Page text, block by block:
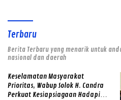
Terbaru
Berita Terbaru yang menarik untuk
nasional dan daerah
Keselamatan Masyarakat
Prioritas, Wabup Solok H. Candra
Perkuat Kesiapsiagaan Hadapi